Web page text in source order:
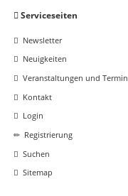
Navigation
Serviceseiten
Newsletter
Neuigkeiten
Veranstaltungen und
Kontakt
Login
Registrierung
Suchen
Sitemap